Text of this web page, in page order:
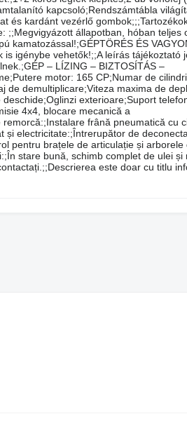
kapcsoló;Rendszámtábla
és kardánt vezérlő
;;Megvigyázott állapotban, hóban teljes
kamatozással!;GÉPTÖRÉS ÉS
igénybe vehetők!;;A leírás tájékoztató
– LÍZING – BIZTOSÍTÁS –
motor: 165 CP;Numar de
de demultiplicare;Viteza maxima de
exterioare;Suport
4x4, blocare mecanică a
frână pneumatică cu
și electricitate:;Întrerupător de
pentru brațele de articulație și arborele
stare bună, schimb complet de ulei și
este doar cu titlu